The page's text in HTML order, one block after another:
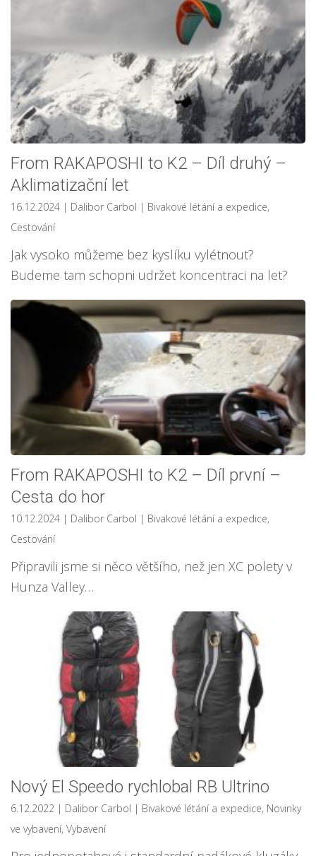
From RAKAPOSHI to K2 – Díl druhý –
Aklimatizační let
16.12.2024 | Dalibor Carbol | Bivakové létání a expedice,
Cestování
Jak vysoko můžeme bez kyslíku vylétnout?
Budeme tam schopni udržet koncentraci na let?
From RAKAPOSHI to K2 – Díl první –
Cesta do hor
10.12.2024 | Dalibor Carbol | Bivakové létání a expedice,
Cestování
Připravili jsme si něco většího, než jen XC polety v
Hunza Valley…
Nový El Speedo rychlobal RB Ultrino
6.12.2022 | Dalibor Carbol | Bivakové létání a expedice, Novinky
ve vybavení, Vybavení